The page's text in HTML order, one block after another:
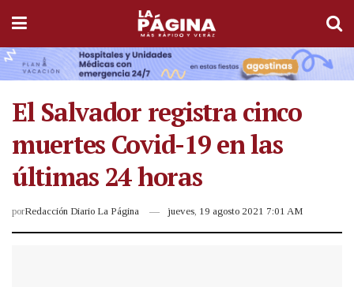
El Salvador registra cinco
muertes Covid-19 en las
últimas 24 horas
porRedacción Diario La Página jueves, 19 agosto 2021 7:01 AM